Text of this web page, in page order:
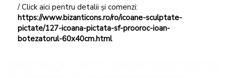
/ Click aici pentru detalii și comenzi:
https://www.bizanticons.ro/ro/icoane-sculptate-
pictate/127-icoana-pictata-sf-prooroc-ioan-
botezatorul-60x40cm.html